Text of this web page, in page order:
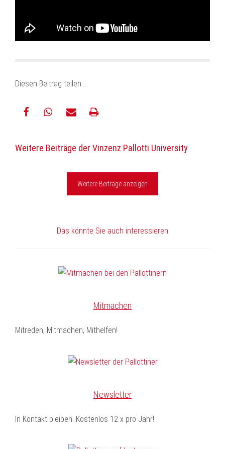
Diesen Beitrag teilen…
Mail
Weitere Beiträge der Vinzenz Pallotti University
Weitere Beiträge anzeigen
Das könnte Sie auch interessieren
Mitmachen
Mitreden, Mitmachen, Mithelfen!
Newsletter
In Kontakt bleiben. Kostenlos 12 x pro Jahr!